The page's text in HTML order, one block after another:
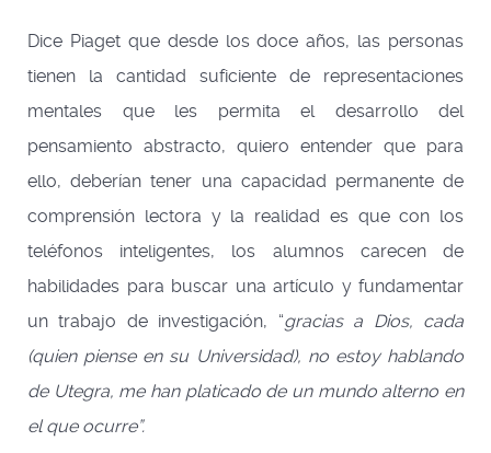
Dice Piaget que desde los doce años, las personas
tienen la cantidad suficiente de representaciones
mentales que les permita el desarrollo del
pensamiento abstracto, quiero entender que para
ello, deberían tener una capacidad permanente de
comprensión lectora y la realidad es que con los
teléfonos inteligentes, los alumnos carecen de
habilidades para buscar una artículo y fundamentar
un trabajo de investigación, “gracias a Dios, cada
(quien piense en su Universidad), no estoy hablando
de Utegra, me han platicado de un mundo alterno en
el que ocurre”.